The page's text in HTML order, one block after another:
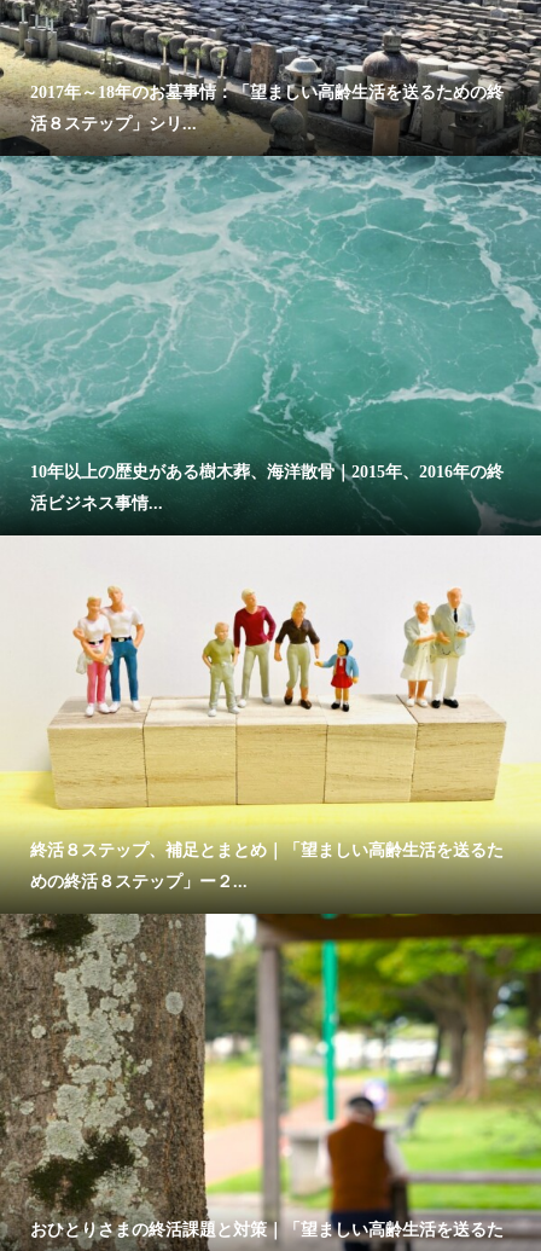
2017年～18年のお墓事情：「望ましい高齢生活を送るための終
活８ステップ」シリ...
10年以上の歴史がある樹木葬、海洋散骨｜2015年、2016年の終
活ビジネス事情...
終活８ステップ、補足とまとめ｜「望ましい高齢生活を送るた
めの終活８ステップ」ー２...
おひとりさまの終活課題と対策｜「望ましい高齢生活を送るた